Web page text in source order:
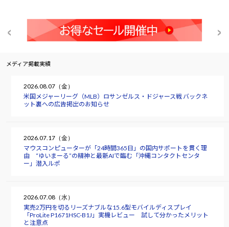
メディア掲載実績
2026.08.07（金）
米国メジャーリーグ（MLB）ロサンゼルス・ドジャース戦 バックネ
ット裏への広告掲出のお知らせ
2026.07.17（金）
マウスコンピューターが「24時間365日」の国内サポートを貫く理
由 “ゆいまーる”の精神と最新AIで臨む「沖縄コンタクトセンタ
ー」潜入ルポ
2026.07.08（水）
実売2万円を切るリーズナブルな15.6型モバイルディスプレイ
「ProLite P1671HSC-B1J」実機レビュー 試して分かったメリット
と注意点